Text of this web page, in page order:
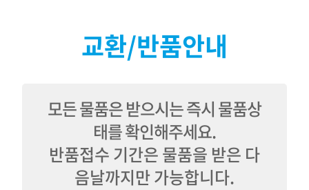
교환/반품안내
모든 물품은 받으시는 즉시 물품상
태를 확인해주세요.
반품접수 기간은 물품을 받은 다
음날까지만 가능합니다.